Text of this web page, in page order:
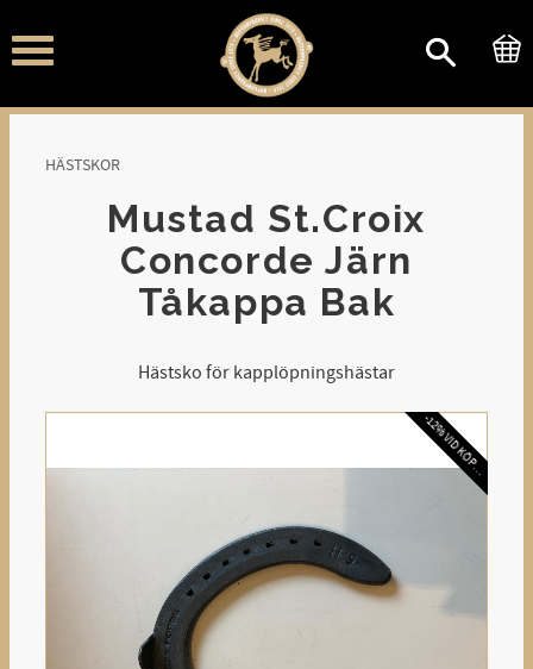
Meny
HÄSTSKOR
Mustad St.Croix
Concorde Järn
Tåkappa Bak
Hästsko för kapplöpningshästar
-
1
2
%
V
I
D
K
Ö
P
A
V
L
Å
D
A